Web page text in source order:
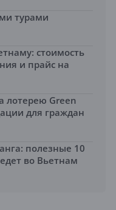
турами
стоимость
и прайс на
лотерею Green
для граждан
полезные 10
во Вьетнам